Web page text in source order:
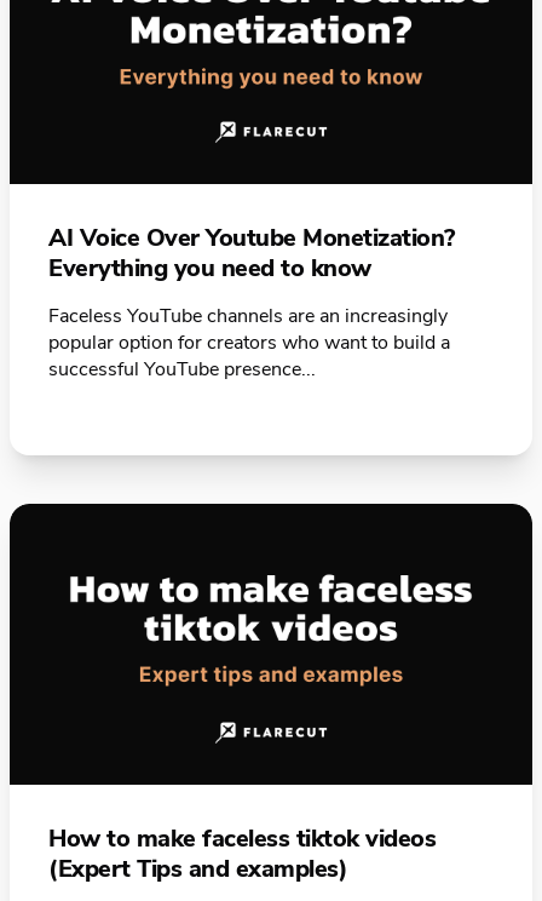
AI Voice Over Youtube Monetization?
Everything you need to know
Faceless YouTube channels are an increasingly
popular option for creators who want to build a
successful YouTube presence...
How to make faceless tiktok videos
(Expert Tips and examples)